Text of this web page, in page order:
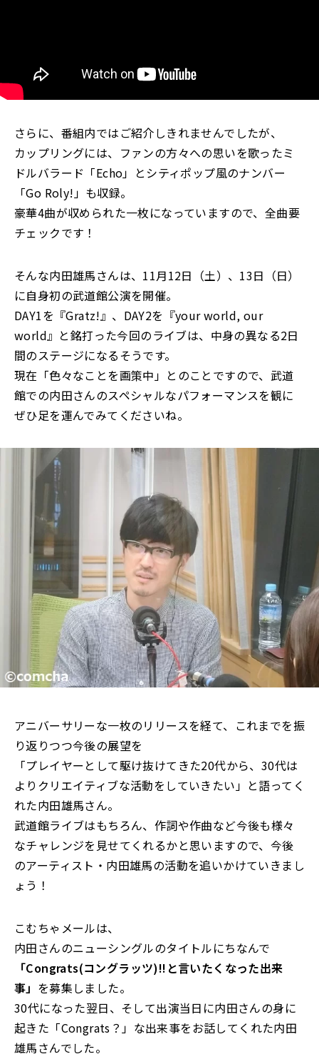
さらに、番組内ではご紹介しきれませんでしたが、
カップリングには、ファンの方々への思いを歌ったミ
ドルバラード「Echo」とシティポップ風のナンバー
「Go Roly!」も収録。
豪華4曲が収められた一枚になっていますので、全曲要
チェックです！
そんな内田雄馬さんは、11月12日（土）、13日（日）
に自身初の武道館公演を開催。
DAY1を『Gratz!』、DAY2を『your world, our
world』と銘打った今回のライブは、中身の異なる2日
間のステージになるそうです。
現在「色々なことを画策中」とのことですので、武道
館での内田さんのスペシャルなパフォーマンスを観に
ぜひ足を運んでみてくださいね。
アニバーサリーな一枚のリリースを経て、これまでを振
り返りつつ今後の展望を
「プレイヤーとして駆け抜けてきた20代から、30代は
よりクリエイティブな活動をしていきたい」と語ってく
れた内田雄馬さん。
武道館ライブはもちろん、作詞や作曲など今後も様々
なチャレンジを見せてくれるかと思いますので、今後
のアーティスト・内田雄馬の活動を追いかけていきまし
ょう！
こむちゃメールは、
内田さんのニューシングルのタイトルにちなんで
「Congrats(コングラッツ)!!と言いたくなった出来
事」 を募集しました。
30代になった翌日、そして出演当日に内田さんの身に
起きた「Congrats？」な出来事をお話してくれた内田
雄馬さんでした。